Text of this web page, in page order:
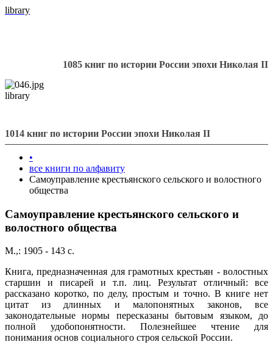
library
1085 книг по истории России эпохи Николая II
library
1014 книг по истории России эпохи Николая II
•
все книги по алфавиту
Самоуправление крестьянского сельского и волостного
общества
Самоуправление крестьянского сельского и
волостного общества
М.,: 1905 - 143 с.
Книга, предназначенная для грамотных крестьян - волостных
старшин и писарей и т.п. лиц. Результат отличный: все
рассказано коротко, по делу, простым и точно. В книге нет
цитат из длинных и малопонятных законов, все
законодательные нормы пересказаны бытовым языком, до
полной удобопонятности. Полезнейшее чтение для
понимания основ социального строя сельской России.